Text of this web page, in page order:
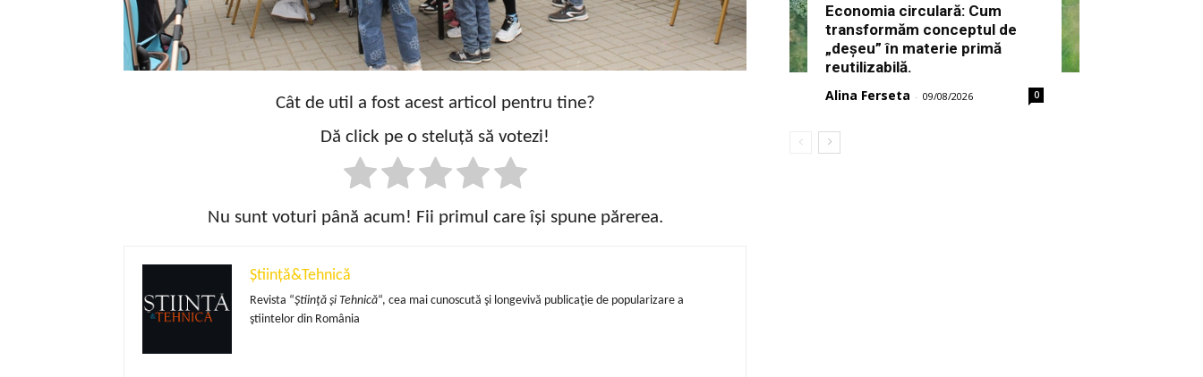
Cât de util a fost acest articol pentru tine?
Dă click pe o steluță să votezi!
Nu sunt voturi până acum! Fii primul care își spune părerea.
Știință&Tehnică
Revista “Ştiinţă şi Tehnică“, cea mai cunoscută şi longevivă publicaţie de popularizare a
ştiintelor din România
Economia circulară: Cum
transformăm conceptul de
„deșeu” în materie primă
reutilizabilă.
Alina Ferseta - 09/08/2026 0